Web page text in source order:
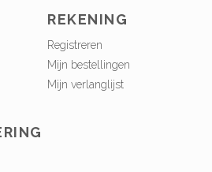
REKENING
Registreren
Mijn bestellingen
Mijn verlanglijst